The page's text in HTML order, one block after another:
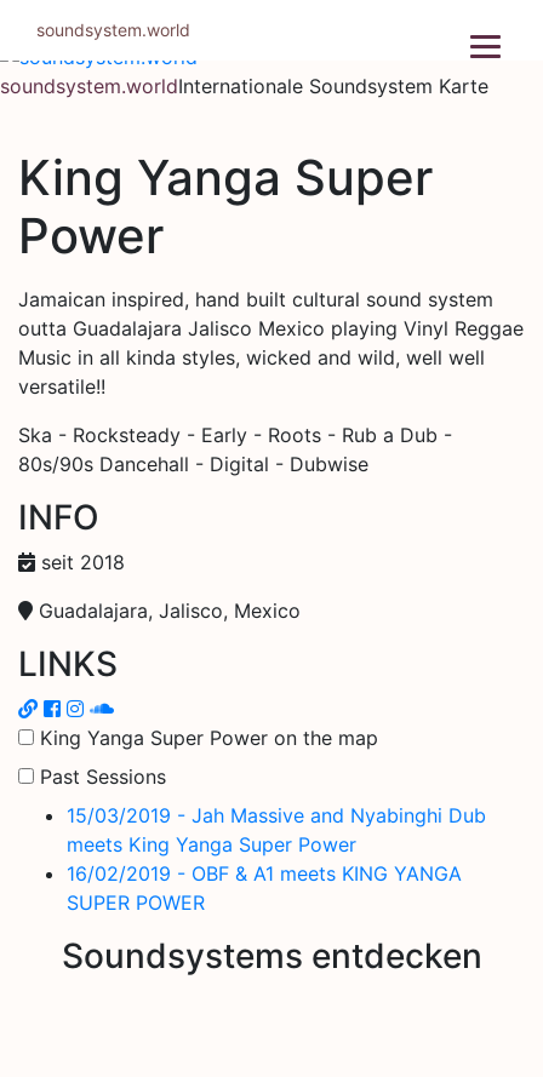
Inhalt
springen
soundsystem.worldInternationale Soundsystem Karte
King Yanga Super
Power
Jamaican inspired, hand built cultural sound system
outta Guadalajara Jalisco Mexico playing Vinyl Reggae
Music in all kinda styles, wicked and wild, well well
versatile!!
Ska - Rocksteady - Early - Roots - Rub a Dub -
80s/90s Dancehall - Digital - Dubwise
INFO
seit 2018
Guadalajara, Jalisco, Mexico
LINKS
King Yanga Super Power on the map
Past Sessions
15/03/2019 - Jah Massive and Nyabinghi Dub
meets King Yanga Super Power
16/02/2019 - OBF & A1 meets KING YANGA
SUPER POWER
Soundsystems entdecken
soundsystem.world